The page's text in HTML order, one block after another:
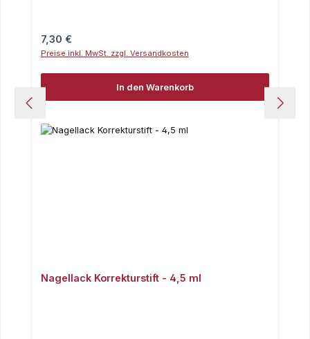
Regulärer Preis:
7,30 €
Preise inkl. MwSt. zzgl. Versandkosten
In den Warenkorb
Nagellack Korrekturstift - 4,5 ml